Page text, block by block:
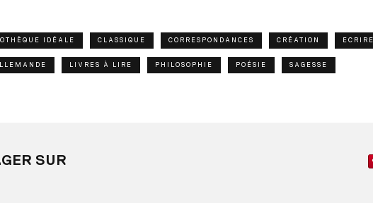
IDÉALE CLASSIQUE CORRESPONDANCES CRÉATION ECRIRE
LIVRES À LIRE PHILOSOPHIE POÉSIE SAGESSE
SUR